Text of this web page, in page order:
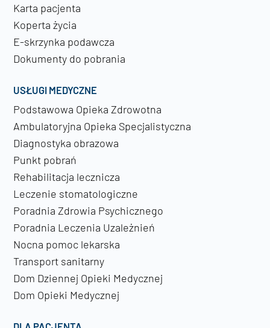
Karta pacjenta
Koperta życia
E-skrzynka podawcza
Dokumenty do pobrania
USŁUGI MEDYCZNE
Podstawowa Opieka Zdrowotna
Ambulatoryjna Opieka Specjalistyczna
Diagnostyka obrazowa
Punkt pobrań
Rehabilitacja lecznicza
Leczenie stomatologiczne
Poradnia Zdrowia Psychicznego
Poradnia Leczenia Uzależnień
Nocna pomoc lekarska
Transport sanitarny
Dom Dziennej Opieki Medycznej
Dom Opieki Medycznej